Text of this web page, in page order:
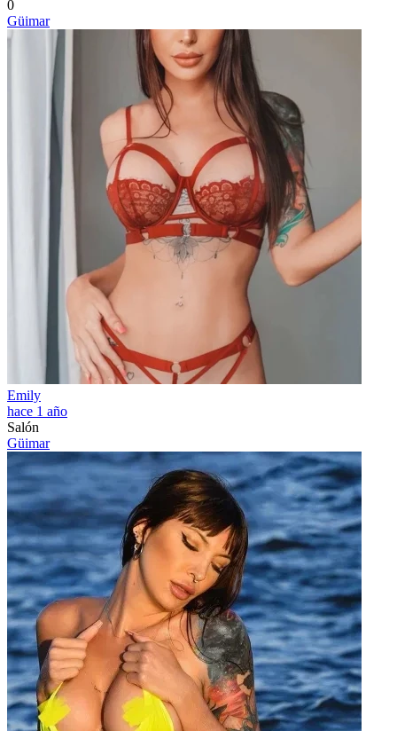
0
Güimar
Emily
hace 1 año
Salón
Güimar